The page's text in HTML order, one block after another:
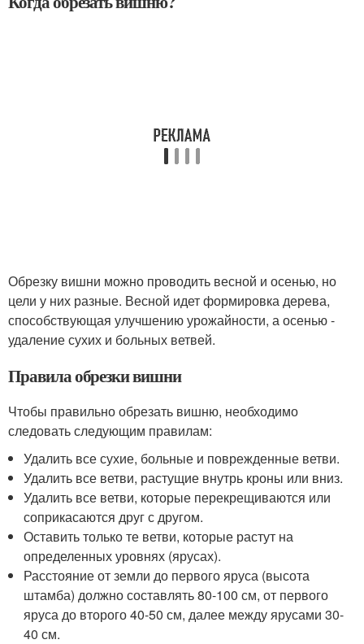
Обрезку вишни можно проводить весной и осенью, но
цели у них разные. Весной идет формировка дерева,
способствующая улучшению урожайности, а осенью -
удаление сухих и больных ветвей.
Правила обрезки вишни
Чтобы правильно обрезать вишню, необходимо
следовать следующим правилам:
Удалить все сухие, больные и поврежденные ветви.
Удалить все ветви, растущие внутрь кроны или вниз.
Удалить все ветви, которые перекрещиваются или
соприкасаются друг с другом.
Оставить только те ветви, которые растут на
определенных уровнях (ярусах).
Расстояние от земли до первого яруса (высота
штамба) должно составлять 80-100 см, от первого
яруса до второго 40-50 см, далее между ярусами 30-
40 см.